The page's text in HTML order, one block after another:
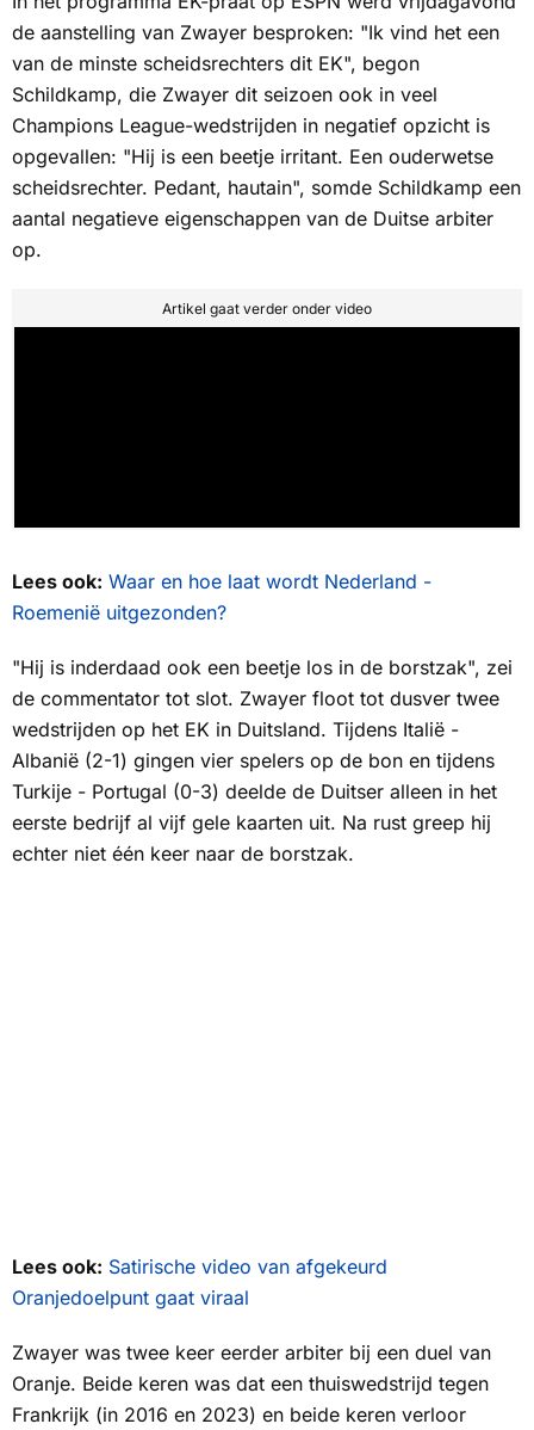
de aanstelling van Zwayer besproken: "Ik vind het een
van de minste scheidsrechters dit EK", begon
Schildkamp, die Zwayer dit seizoen ook in veel
Champions League-wedstrijden in negatief opzicht is
opgevallen: "Hij is een beetje irritant. Een ouderwetse
scheidsrechter. Pedant, hautain", somde Schildkamp een
aantal negatieve eigenschappen van de Duitse arbiter
op.
Artikel gaat verder onder video
Lees ook: Waar en hoe laat wordt Nederland -
Roemenië uitgezonden?
"Hij is inderdaad ook een beetje los in de borstzak", zei
de commentator tot slot. Zwayer floot tot dusver twee
wedstrijden op het EK in Duitsland. Tijdens Italië -
Albanië (2-1) gingen vier spelers op de bon en tijdens
Turkije - Portugal (0-3) deelde de Duitser alleen in het
eerste bedrijf al vijf gele kaarten uit. Na rust greep hij
echter niet één keer naar de borstzak.
Lees ook: Satirische video van afgekeurd
Oranjedoelpunt gaat viraal
Zwayer was twee keer eerder arbiter bij een duel van
Oranje. Beide keren was dat een thuiswedstrijd tegen
Frankrijk (in 2016 en 2023) en beide keren verloor